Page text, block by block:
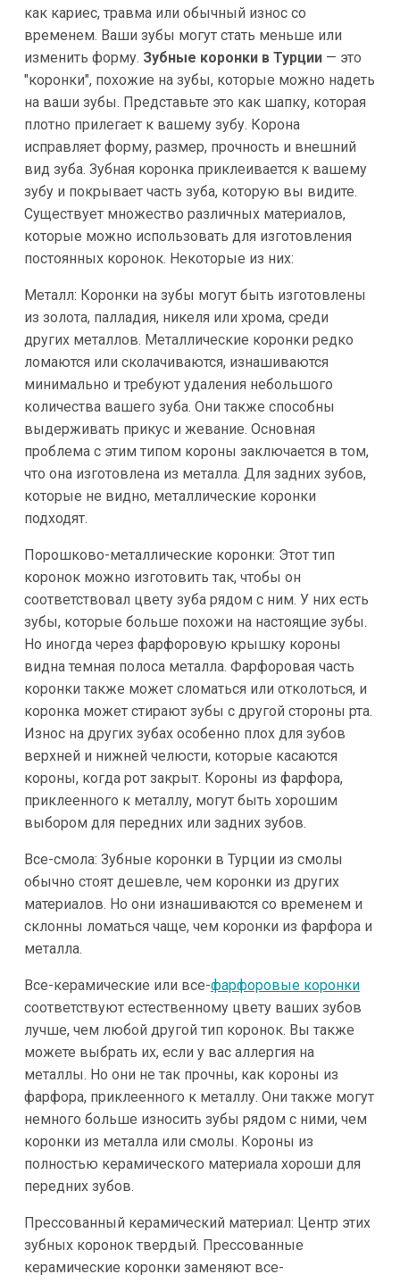
как кариес, травма или обычный износ со
временем. Ваши зубы могут стать меньше или
изменить форму. Зубные коронки в Турции— это
"коронки", похожие на зубы, которые можно надеть
на ваши зубы. Представьте это как шапку, которая
плотно прилегает к вашему зубу. Корона
исправляет форму, размер, прочность и внешний
вид зуба. Зубная коронка приклеивается к вашему
зубу и покрывает часть зуба, которую вы видите.
Существует множество различных материалов,
которые можно использовать для изготовления
постоянных коронок. Некоторые из них:
Металл: Коронки на зубы могут быть изготовлены
из золота, палладия, никеля или хрома, среди
других металлов. Металлические коронки редко
ломаются или сколачиваются, изнашиваются
минимально и требуют удаления небольшого
количества вашего зуба. Они также способны
выдерживать прикус и жевание. Основная
проблема с этим типом короны заключается в том,
что она изготовлена из металла. Для задних зубов,
которые не видно, металлические коронки
подходят.
Порошково-металлические коронки: Этот тип
коронок можно изготовить так, чтобы он
соответствовал цвету зуба рядом с ним. У них есть
зубы, которые больше похожи на настоящие зубы.
Но иногда через фарфоровую крышку короны
видна темная полоса металла. Фарфоровая часть
коронки также может сломаться или отколоться, и
коронка может стирают зубы с другой стороны рта.
Износ на других зубах особенно плох для зубов
верхней и нижней челюсти, которые касаются
короны, когда рот закрыт. Короны из фарфора,
приклеенного к металлу, могут быть хорошим
выбором для передних или задних зубов.
Все-смола: Зубные коронки в Турции из смолы
обычно стоят дешевле, чем коронки из других
материалов. Но они изнашиваются со временем и
склонны ломаться чаще, чем коронки из фарфора и
металла.
Все-керамические или все-фарфоровые коронки
соответствуют естественному цвету ваших зубов
лучше, чем любой другой тип коронок. Вы также
можете выбрать их, если у вас аллергия на
металлы. Но они не так прочны, как короны из
фарфора, приклеенного к металлу. Они также могут
немного больше износить зубы рядом с ними, чем
коронки из металла или смолы. Короны из
полностью керамического материала хороши для
передних зубов.
Прессованный керамический материал: Центр этих
зубных коронок твердый. Прессованные
керамические коронки заменяют все-